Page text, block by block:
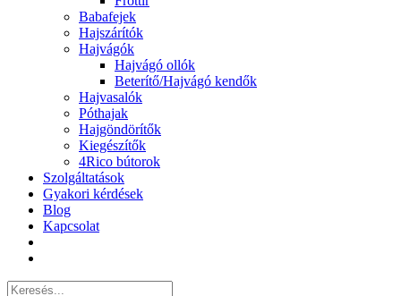
Babafejek
Hajszárítók
Hajvágók
Hajvágó ollók
Beterítő/Hajvágó kendők
Hajvasalók
Póthajak
Hajgöndörítők
Kiegészítők
4Rico bútorok
Szolgáltatások
Gyakori kérdések
Blog
Kapcsolat
Keresés...